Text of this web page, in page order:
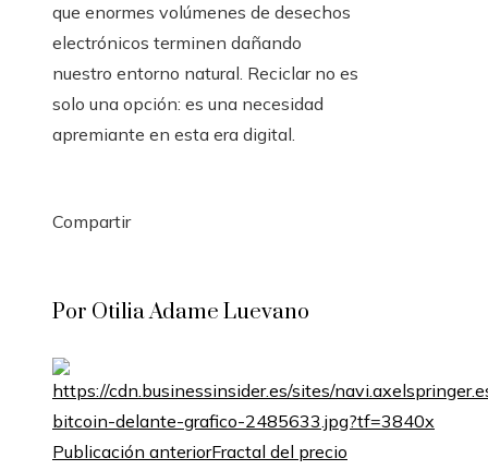
que enormes volúmenes de desechos
electrónicos terminen dañando
nuestro entorno natural. Reciclar no es
solo una opción: es una necesidad
apremiante en esta era digital.
Compartir
Por Otilia Adame Luevano
Publicación anteriorFractal del precio